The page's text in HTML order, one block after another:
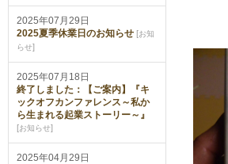
2025年07月29日
2025夏季休業日のお知らせ [お知
らせ]
2025年07月18日
終了しました：【ご案内】『キ
ックオフカンファレンス～私か
ら生まれる起業ストーリー～』
[お知らせ]
2025年04月29日